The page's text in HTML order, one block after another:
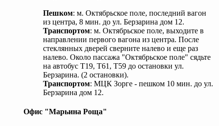
Пешком: м. Октябрьское поле, последний вагон
из центра, 8 мин. до ул. Берзарина дом 12.
Транспортом: м. Октябрьское поле, выходите в
направлении первого вагона из центра. После
стеклянных дверей сверните налево и еще раз
налево. Около пассажа "Октябрьское поле" сядьте
на автобус Т19, Т61, Т59 до остановки ул.
Берзарина. (2 остановки).
Транспортом: МЦК Зорге - пешком 10 мин. до ул.
Берзарина дом 12.
Офис "Марьина Роща"